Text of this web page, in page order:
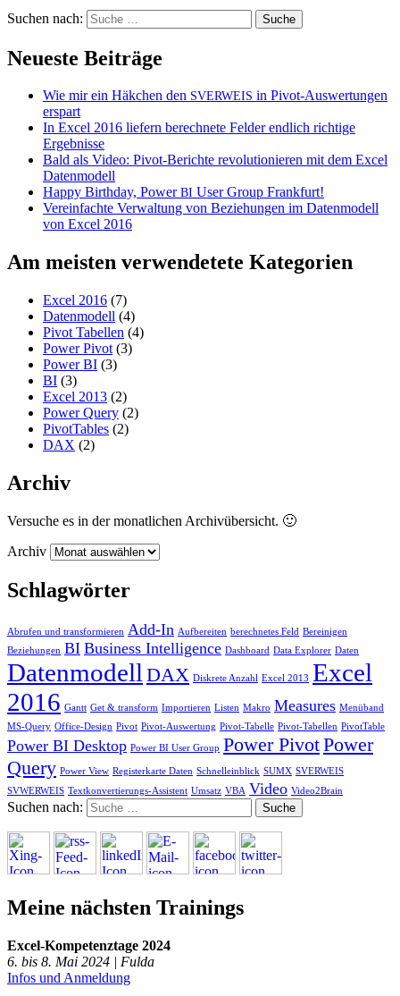
Suchen nach:
Neueste Beiträge
Wie mir ein Häkchen den SVERWEIS in Pivot-Auswertungen
erspart
In Excel 2016 liefern berechnete Felder endlich richtige
Ergebnisse
Bald als Video: Pivot-Berichte revolutionieren mit dem Excel
Datenmodell
Happy Birthday, PowerBI User Group Frankfurt!
Vereinfachte Verwaltung von Beziehungen im Datenmodell
von Excel 2016
Am meisten verwendetete Kategorien
Excel 2016 (7)
Datenmodell (4)
Pivot Tabellen (4)
Power Pivot (3)
Power BI (3)
BI (3)
Excel 2013 (2)
Power Query (2)
PivotTables (2)
DAX (2)
Archiv
Versuche es in der monatlichen Archivübersicht. 🙂
Archiv
Schlagwörter
Abrufen und transformieren Add-In Aufbereiten berechnetes Feld Bereinigen
Beziehungen BI Business Intelligence Dashboard Data Explorer Daten
Datenmodell DAX Diskrete Anzahl Excel 2013 Excel
2016 Gantt Get & transform Importieren Listen Makro Measures Menüband
MS-Query Office-Design Pivot Pivot-Auswertung Pivot-Tabelle Pivot-Tabellen PivotTable
Power BI Desktop Power BI User Group Power PivotPower
Query Power View Registerkarte Daten Schnelleinblick SUMX SVERWEIS
SVWERWEIS Textkonvertierungs-Assistent Umsatz VBA Video Video2Brain
Suchen nach:
Meine nächsten Trainings
Excel-Kompetenztage 2024
6. bis 8. Mai 2024 | Fulda
Infos und Anmeldung